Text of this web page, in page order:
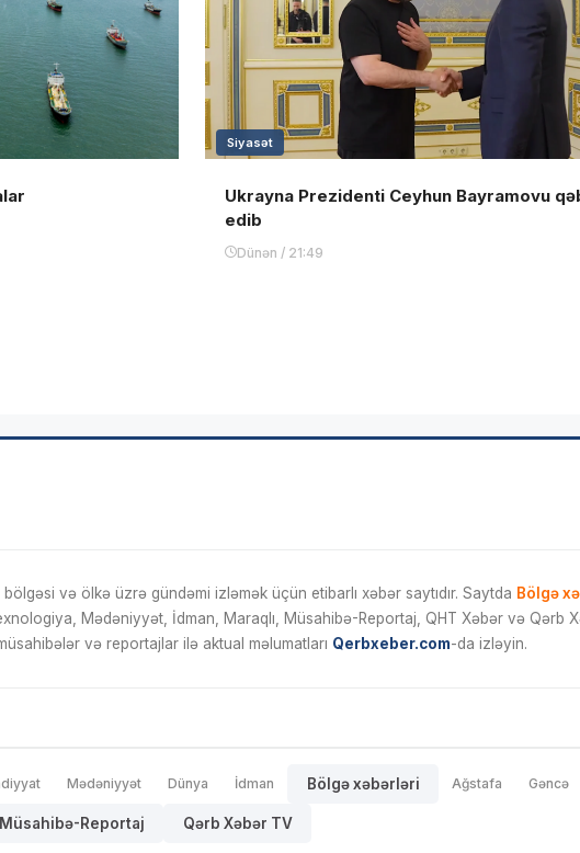
Siyasət
Ukrayna Prezidenti Ceyhun Bayramovu
edib
Dünən / 21:49
və ölkə üzrə gündəmi izləmək üçün etibarlı xəbər saytıdır. Saytda Bölgə
Mədəniyyət, İdman, Maraqlı, Müsahibə-Reportaj, QHT Xəbər və Qərb
və reportajlar ilə aktual məlumatları Qerbxeber.com-da izləyin.
Mədəniyyət Dünya İdman Bölgə xəbərləri Ağstafa Gəncə
Müsahibə-Reportaj Qərb Xəbər TV